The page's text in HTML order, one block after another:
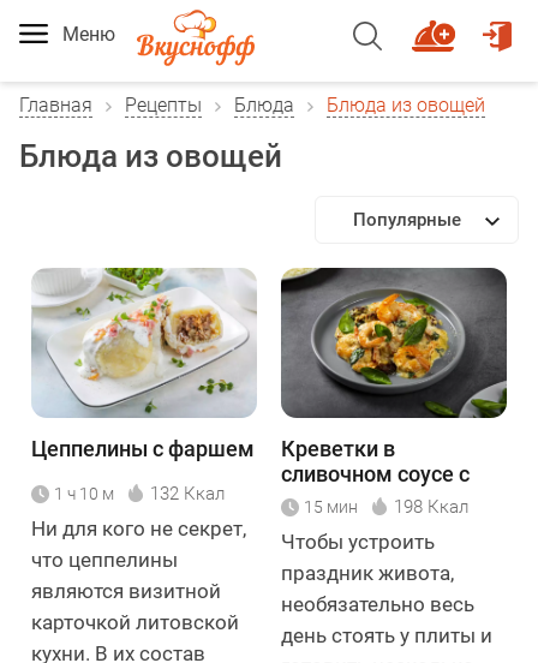
Меню
Главная Рецепты Блюда Блюда из овощей
Блюда из овощей
Популярные
Цеппелины с фаршем
1 ч 10 м 132 Ккал
Ни для кого не секрет,
что цеппелины
являются визитной
карточкой литовской
кухни. В их состав
Креветки в
сливочном соусе с
вялеными томатами
и шпинатом
15 мин 198 Ккал
Чтобы устроить
праздник живота,
необязательно весь
день стоять у плиты и